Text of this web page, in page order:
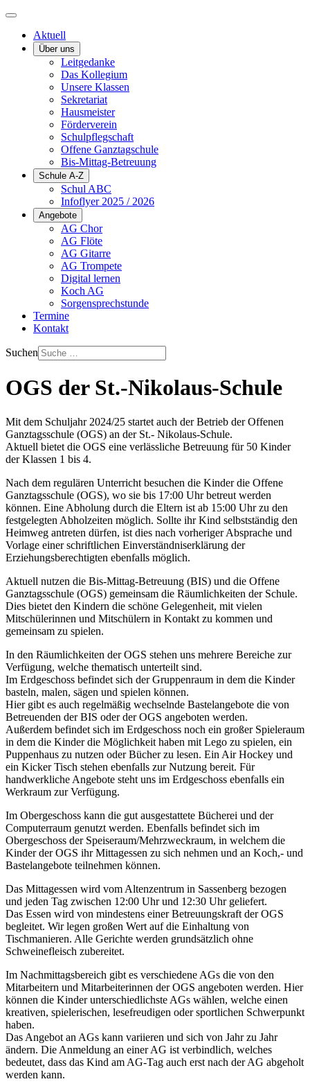
Aktuell
Über uns
Leitgedanke
Das Kollegium
Unsere Klassen
Sekretariat
Hausmeister
Förderverein
Schulpflegschaft
Offene Ganztagschule
Bis-Mittag-Betreuung
Schule A-Z
Schul ABC
Infoflyer 2025 / 2026
Angebote
AG Chor
AG Flöte
AG Gitarre
AG Trompete
Digital lernen
Koch AG
Sorgensprechstunde
Termine
Kontakt
Suchen
OGS der St.-Nikolaus-Schule
Mit dem Schuljahr 2024/25 startet auch der Betrieb der Offenen
Ganztagsschule (OGS) an der St.- Nikolaus-Schule.
Aktuell bietet die OGS eine verlässliche Betreuung für 50 Kinder
der Klassen 1 bis 4.
Nach dem regulären Unterricht besuchen die Kinder die Offene
Ganztagsschule (OGS), wo sie bis 17:00 Uhr betreut werden
können. Eine Abholung durch die Eltern ist ab 15:00 Uhr zu den
festgelegten Abholzeiten möglich. Sollte ihr Kind selbstständig den
Heimweg antreten dürfen, ist dies nach vorheriger Absprache und
Vorlage einer schriftlichen Einverständniserklärung der
Erziehungsberechtigten ebenfalls möglich.
Aktuell nutzen die Bis-Mittag-Betreuung (BIS) und die Offene
Ganztagsschule (OGS) gemeinsam die Räumlichkeiten der Schule.
Dies bietet den Kindern die schöne Gelegenheit, mit vielen
Mitschülerinnen und Mitschülern in Kontakt zu kommen und
gemeinsam zu spielen.
In den Räumlichkeiten der OGS stehen uns mehrere Bereiche zur
Verfügung, welche thematisch unterteilt sind.
Im Erdgeschoss befindet sich der Gruppenraum in dem die Kinder
basteln, malen, sägen und spielen können.
Hier gibt es auch regelmäßig wechselnde Bastelangebote die von
Betreuenden der BIS oder der OGS angeboten werden.
Außerdem befindet sich im Erdgeschoss noch ein großer Spieleraum
in dem die Kinder die Möglichkeit haben mit Lego zu spielen, ein
Puppenhaus zu nutzen oder Bücher zu lesen. Ein Air Hockey und
ein Kicker Tisch stehen ebenfalls zur Nutzung bereit. Für
handwerkliche Angebote steht uns im Erdgeschoss ebenfalls ein
Werkraum zur Verfügung.
Im Obergeschoss kann die gut ausgestattete Bücherei und der
Computerraum genutzt werden. Ebenfalls befindet sich im
Obergeschoss der Speiseraum/Mehrzweckraum, in welchem die
Kinder der OGS ihr Mittagessen zu sich nehmen und an Koch,- und
Bastelangebote teilnehmen können.
Das Mittagessen wird vom Altenzentrum in Sassenberg bezogen
und jeden Tag zwischen 12:00 Uhr und 12:30 Uhr geliefert.
Das Essen wird von mindestens einer Betreuungskraft der OGS
begleitet. Wir legen großen Wert auf die Einhaltung von
Tischmanieren. Alle Gerichte werden grundsätzlich ohne
Schweinefleisch zubereitet.
Im Nachmittagsbereich gibt es verschiedene AGs die von den
Mitarbeitern und Mitarbeiterinnen der OGS angeboten werden. Hier
können die Kinder unterschiedlichste AGs wählen, welche einen
kreativen, spielerischen, lesefreudigen oder sportlichen Schwerpunkt
haben.
Das Angebot an AGs kann variieren und sich von Jahr zu Jahr
ändern. Die Anmeldung an einer AG ist verbindlich, welches
bedeutet, dass das Kind am AG-Tag auch erst nach der AG abgeholt
werden kann.